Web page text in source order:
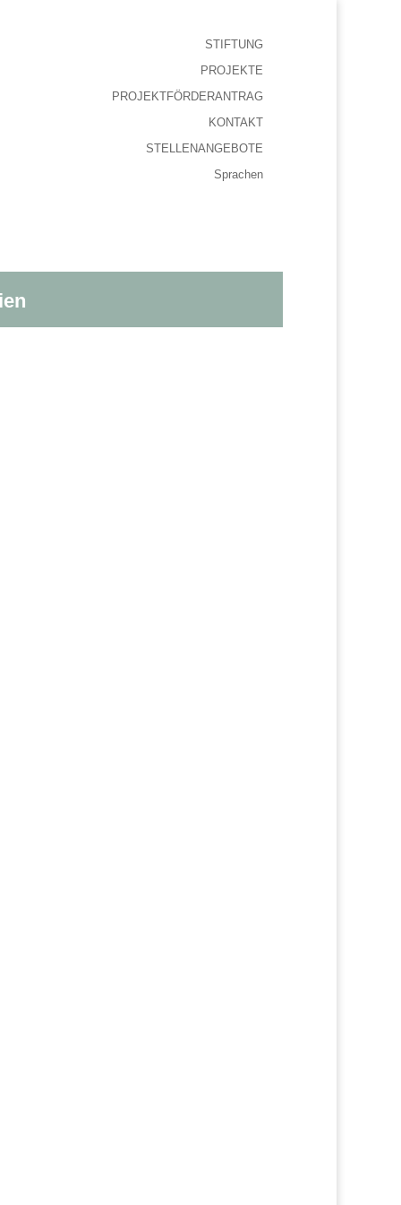
STIFTUNG
PROJEKTE
PROJEKTFÖRDERANTRAG
KONTAKT
STELLENANGEBOTE
Sprachen